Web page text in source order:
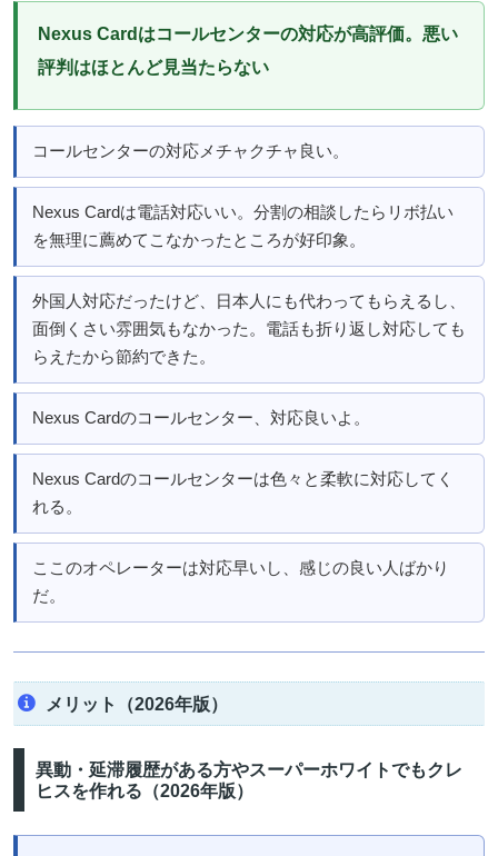
Nexus Cardはコールセンターの対応が高評価。悪い
評判はほとんど見当たらない
コールセンターの対応メチャクチャ良い。
Nexus Cardは電話対応いい。分割の相談したらリボ払い
を無理に薦めてこなかったところが好印象。
外国人対応だったけど、日本人にも代わってもらえるし、
面倒くさい雰囲気もなかった。電話も折り返し対応しても
らえたから節約できた。
Nexus Cardのコールセンター、対応良いよ。
Nexus Cardのコールセンターは色々と柔軟に対応してく
れる。
ここのオペレーターは対応早いし、感じの良い人ばかり
だ。
メリット（2026年版）
異動・延滞履歴がある方やスーパーホワイトでもクレ
ヒスを作れる（2026年版）